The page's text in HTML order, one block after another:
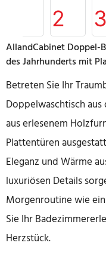
AllandCabinet Doppel-
des Jahrhunderts mit
Betreten Sie Ihr
Doppelwaschtisch
aus erlesenem
Plattentüren
Eleganz und Wärme
luxuriösen Details
Morgenroutine wie
Sie Ihr
Herzstück.